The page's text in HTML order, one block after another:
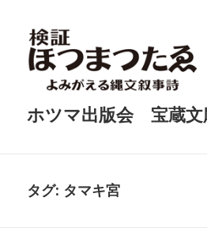
ホツマ出版会 宝蔵文
タグ: タマキ宮